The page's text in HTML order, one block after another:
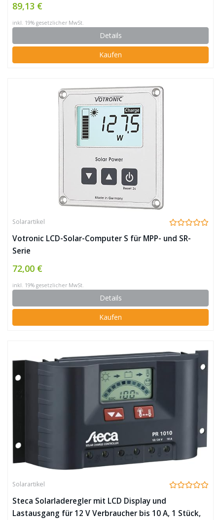
89,13 €
inkl. 19% gesetzlicher MwSt.
Details
Kaufen
Solarartikel
Votronic LCD-Solar-Computer S für MPP- und SR-
Serie
72,00 €
inkl. 19% gesetzlicher MwSt.
Details
Kaufen
Solarartikel
Steca Solarladeregler mit LCD Display und
Lastausgang für 12 V Verbraucher bis 10 A, 1 Stück,